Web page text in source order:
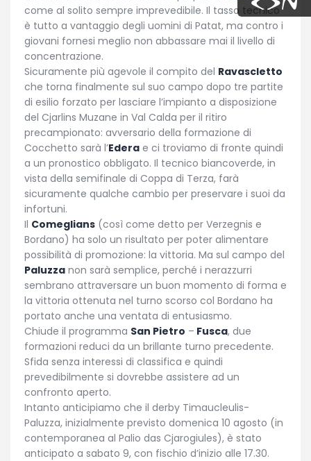
come al solito sempre imprevedibile. Il tasso tecnico
è tutto a vantaggio degli uomini di Patat, ma contro i
giovani fornesi meglio non abbassare mai il livello di
concentrazione.
Sicuramente più agevole il compito del Ravascletto
che torna finalmente sul suo campo dopo tre partite
di esilio forzato per lasciare l’impianto a disposizione
del Cjarlins Muzane in Val Calda per il ritiro
precampionato: avversario della formazione di
Cocchetto sarà l’Edera e ci troviamo di fronte quindi
a un pronostico obbligato. Il tecnico biancoverde, in
vista della semifinale di Coppa di Terza, farà
sicuramente qualche cambio per preservare i suoi da
infortuni.
Il Comeglians (così come detto per Verzegnis e
Bordano) ha solo un risultato per poter alimentare
possibilità di promozione: la vittoria. Ma sul campo del
Paluzza non sarà semplice, perché i nerazzurri
sembrano attraversare un buon momento di forma e
la vittoria ottenuta nel turno scorso col Bordano ha
portato anche una ventata di entusiasmo.
Chiude il programma San Pietro – Fusca, due
formazioni reduci da un brillante turno precedente.
Sfida senza interessi di classifica e quindi
prevedibilmente si dovrebbe assistere ad un
confronto aperto.
Intanto anticipiamo che il derby Timaucleulis-
Paluzza, inizialmente previsto domenica 10 agosto (in
contemporanea al Palio das Cjarogiules), è stato
anticipato a sabato 9, con fischio d’inizio alle 17.30.